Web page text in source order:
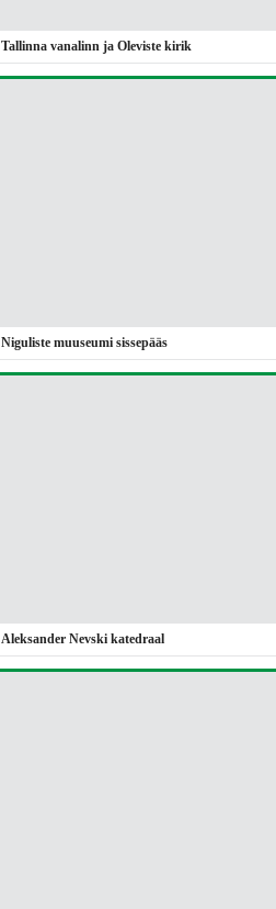
Tallinna vanalinn ja Oleviste kirik
Niguliste muuseumi sissepääs
Aleksander Nevski katedraal